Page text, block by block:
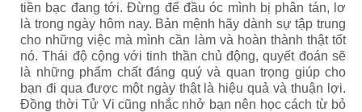
tiền bạc đang tới. Đừng để đầu óc mình bị phân tán, lơ
là trong ngày hôm nay. Bản mệnh hãy dành sự tập trung
cho những việc mà mình cần làm và hoàn thành thật tốt
nó. Thái độ cộng với tinh thần chủ động, quyết đoán sẽ
là những phẩm chất đáng quý và quan trọng giúp cho
bạn đi qua được một ngày thật là hiệu quả và thuận lợi.
Đồng thời Tử Vi cũng nhắc nhở bạn nên học cách từ bỏ